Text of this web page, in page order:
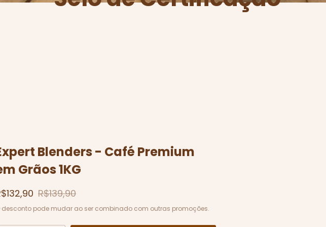
Blenders - Café Premium
Grãos 1KG
R$139,90
desconto pode mudar ao ser combinado com outras promoções.